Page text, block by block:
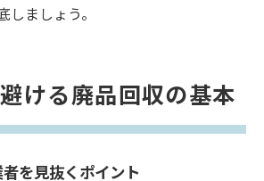
ましょう。
ける廃品回収の基本
を見抜くポイント